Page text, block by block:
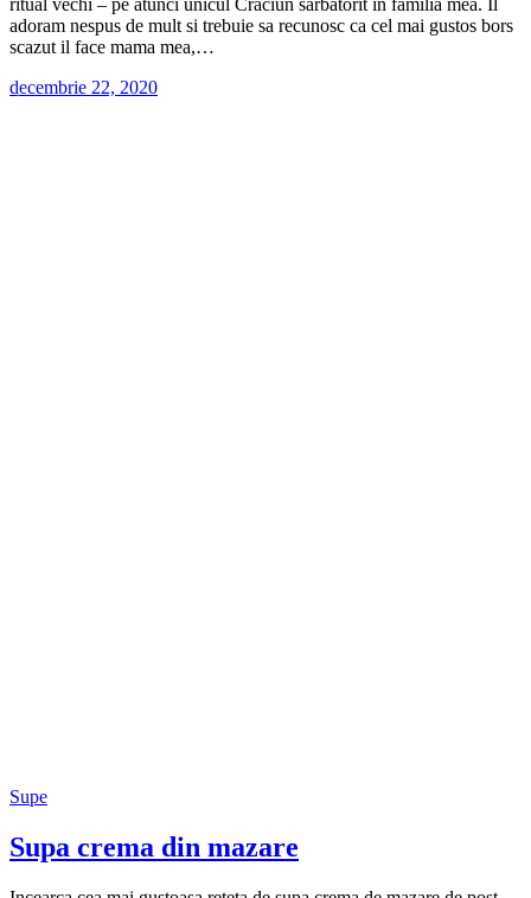
ritual vechi – pe atunci unicul Craciun sarbatorit in familia mea. Il
adoram nespus de mult si trebuie sa recunosc ca cel mai gustos bors
scazut il face mama mea,…
decembrie 22, 2020
Supe
Supa crema din mazare